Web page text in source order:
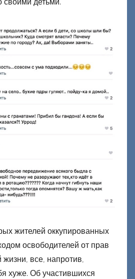
жителей оккупированных
освободителей от прав
все, напротив,
хуже. Об участившихся